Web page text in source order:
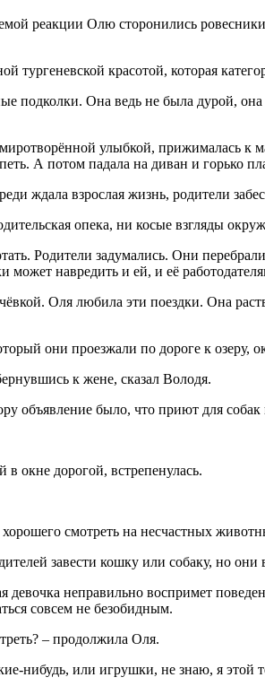
реакции Олю сторонились
тургеневской красотой, которая
подколки. Она ведь не была дурой,
улыбкой, прижималась
А потом падала на диван и горько
ждала взрослая жизнь, родители
опека, ни косые взгляды
Родители задумались. Они
может навредить и ей, и её
Оля любила эти поездки. Она
они проезжали по дороге к озеру,
к жене, сказал Володя.
объявление было, что приют для
окне дорогой, встрепенулась.
смотреть на несчастных
завести кошку или собаку, но
девочка неправильно воспримет
совсем не безобидным.
– продолжила Оля.
нибудь, или игрушки, не знаю, я этой